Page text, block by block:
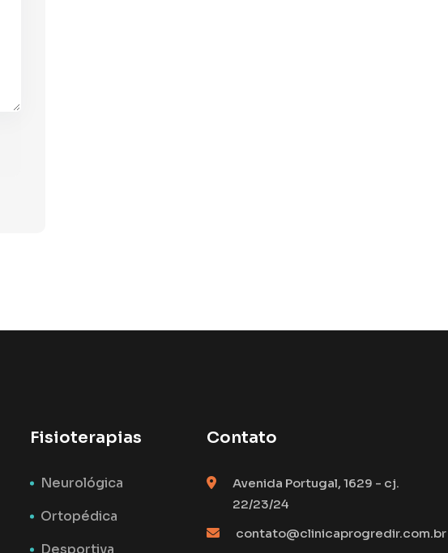
Fisioterapias
Neurológica
Ortopédica
Contato
Avenida Portugal, 1629 - cj.
22/23/24
contato@clinicaprogredir.com.br